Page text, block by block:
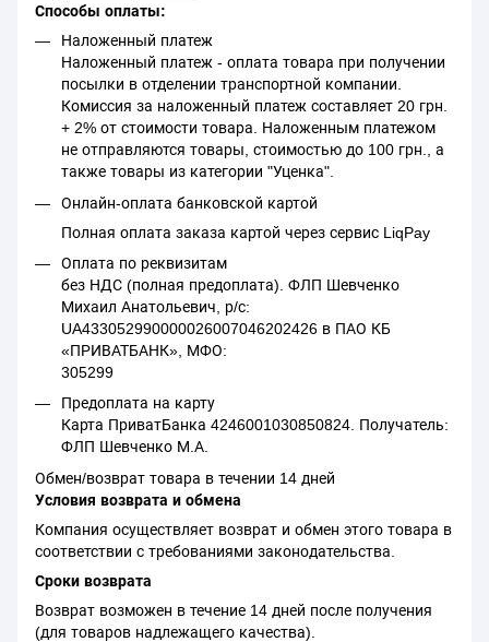
Способы оплаты:
Наложенный платеж
Наложенный платеж - оплата товара при получении
посылки в отделении транспортной компании.
Комиссия за наложенный платеж составляет 20 грн.
+ 2% от стоимости товара. Наложенным платежом
не отправляются товары, стоимостью до 100 грн., а
также товары из категории "Уценка".
Онлайн-оплата банковской картой
Полная оплата заказа картой через сервис LiqPay
Оплата по реквизитам
без НДС (полная предоплата). ФЛП Шевченко
Михаил Анатольевич, р/с:
UA433052990000026007046202426 в ПАО КБ
«ПРИВАТБАНК», МФО:
305299
Предоплата на карту
Карта ПриватБанка 4246001030850824. Получатель:
ФЛП Шевченко М.А.
Обмен/возврат товара в течении 14 дней
Условия возврата и обмена
Компания осуществляет возврат и обмен этого товара в
соответствии с требованиями законодательства.
Сроки возврата
Возврат возможен в течение 14 дней после получения
(для товаров надлежащего качества).